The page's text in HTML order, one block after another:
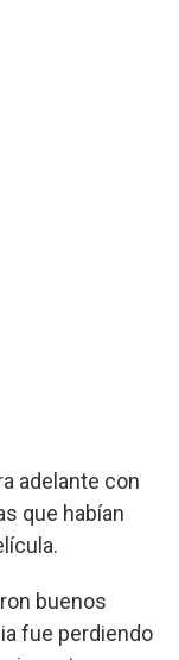
adelante con
que habían
buenos
fue perdiendo